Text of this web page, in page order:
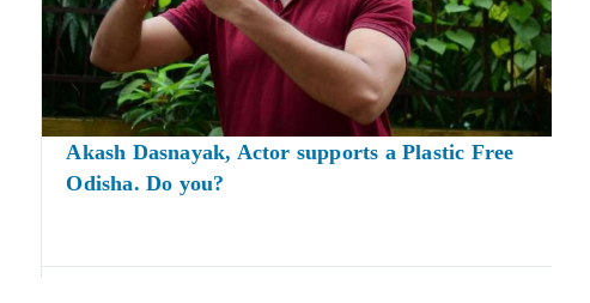
Akash Dasnayak, Actor supports a Plastic Free
Odisha. Do you?